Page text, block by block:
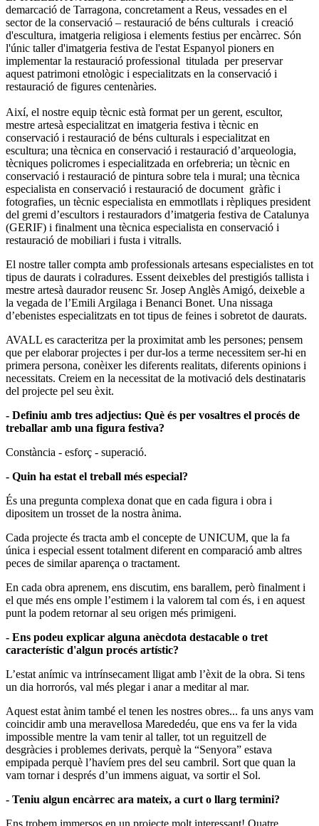
demarcació de Tarragona, concretament a Reus, vessades en el
sector de la conservació – restauració de béns culturals i creació
d'escultura, imatgeria religiosa i elements festius per encàrrec. Són
l'únic taller d'imatgeria festiva de l'estat Espanyol pioners en
implementar la restauració professional titulada per preservar
aquest patrimoni etnològic i especialitzats en la conservació i
restauració de figures centenàries.
Així, el nostre equip tècnic està format per un gerent, escultor,
mestre artesà especialitzat en imatgeria festiva i tècnic en
conservació i restauració de béns culturals i especialitzat en
escultura; una tècnica en conservació i restauració d’arqueologia,
tècniques policromes i especialitzada en orfebreria; un tècnic en
conservació i restauració de pintura sobre tela i mural; una tècnica
especialista en conservació i restauració de document gràfic i
fotografies, un tècnic especialista en emmotllats i rèpliques president
del gremi d’escultors i restauradors d’imatgeria festiva de Catalunya
(GERIF) i finalment una tècnica especialista en conservació i
restauració de mobiliari i fusta i vitralls.
El nostre taller compta amb professionals artesans especialistes en tot
tipus de daurats i colradures. Essent deixebles del prestigiós tallista i
mestre artesà daurador reusenc Sr. Josep Anglès Amigó, deixeble a
la vegada de l’Emili Argilaga i Benanci Bonet. Una nissaga
d’ebenistes especialitzats en tot tipus de feines i sobretot de daurats.
AVALL es caracteritza per la proximitat amb les persones; pensem
que per elaborar projectes i per dur-los a terme necessitem ser-hi en
primera persona, conèixer les diferents realitats, diferents opinions i
necessitats. Creiem en la necessitat de la motivació dels destinataris
del projecte pel seu èxit.
- Definiu amb tres adjectius: Què és per vosaltres el procés de
treballar amb una figura festiva?
Constància - esforç - superació.
- Quin ha estat el treball més especial?
És una pregunta complexa donat que en cada figura i obra i
dipositem un trosset de la nostra ànima.
Cada projecte és tracta amb el concepte de UNICUM, que la fa
única i especial essent totalment diferent en comparació amb altres
peces de similar aparença o tractament.
En cada obra aprenem, ens discutim, ens barallem, però finalment i
el que més ens omple l’estimem i la valorem tal com és, i en aquest
punt la podem retornar al seu origen més primigeni.
- Ens podeu explicar alguna anècdota destacable o tret
característic d'algun procés artístic?
L’estat anímic va intrínsecament lligat amb l’èxit de la obra. Si tens
un dia horrorós, val més plegar i anar a meditar al mar.
Aquest estat ànim també el tenen les nostres obres... fa uns anys vam
coincidir amb una meravellosa Marededéu, que ens va fer la vida
impossible mentre la vam tenir al taller, tot un reguitzell de
desgràcies i problemes derivats, perquè la “Senyora” estava
empipada perquè l’havíem pres del seu cambril. Sort que quan la
vam tornar i després d’un immens aiguat, va sortir el Sol.
- Teniu algun encàrrec ara mateix, a curt o llarg termini?
Ens trobem immersos en un projecte molt interessant! Quatre